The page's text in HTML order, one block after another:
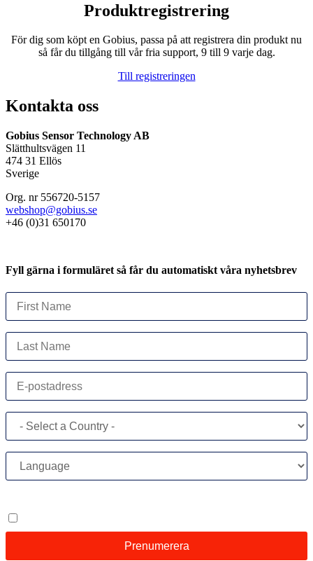
Produktregistrering
För dig som köpt en Gobius, passa på att registrera din produkt nu
så får du tillgång till vår fria support, 9 till 9 varje dag.
Till registreringen
Kontakta oss
Gobius Sensor Technology AB
Slätthultsvägen 11
474 31 Ellös
Sverige
Org. nr 556720-5157
webshop@gobius.se
+46 (0)31 650170
Fyll gärna i formuläret så får du automatiskt våra nyhetsbrev